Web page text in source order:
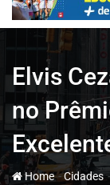
Elvis
no
Home-Cidades